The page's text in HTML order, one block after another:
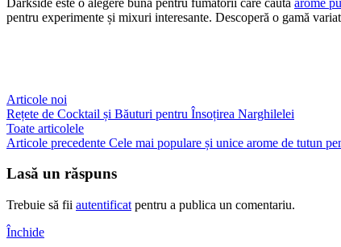
pentru experimente și mixuri interesante. Descoperă o gamă
Articole noi
Rețete de Cocktail și Băuturi pentru Însoțirea Narghilelei
Toate articolele
Articole precedente Cele mai populare și unice arome de tutun
Lasă un răspuns
Trebuie să fii autentificat pentru a publica un comentariu.
Închide